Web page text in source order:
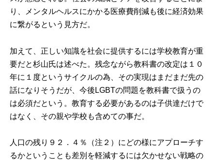
り、メンタルヘルスにかかる医療費削減も後に経済効果
に繋がるという見方だ。
加えて、正しい知識を社会に提供するには学校教育が重
要だと杉山氏は述べた。残念ながら教科書の改定は１０
年に１度というサイクルの為、その実現はまだまだ先の
話になりそうだが、今後LGBTの問題を教科書で扱うの
は必須だという。教育する必要があるのは子供達だけで
はなく、その親や学校も含めての事だ。
人口の残り９２．４％（注２）にどの様にアプローチす
るかということも差別を軽減するには欠かせない戦略の